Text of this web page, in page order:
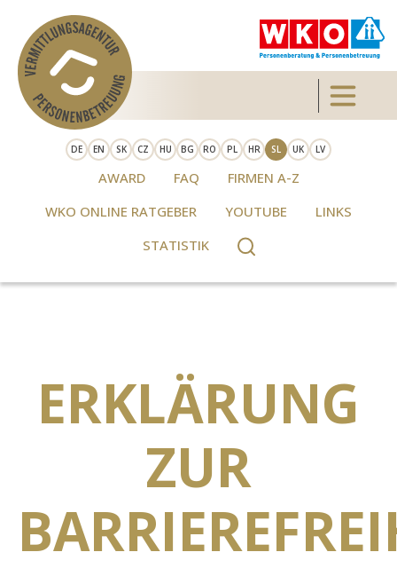
Skip to main content Toggle
DE EN SK CZ HU BG RO PL HR SL UK LV
AWARD FAQ
FIRMEN A-Z
WKO ONLINE RATGEBER
YOUTUBE
LINKS
STATISTIK
ERKLÄRUNG
ZUR